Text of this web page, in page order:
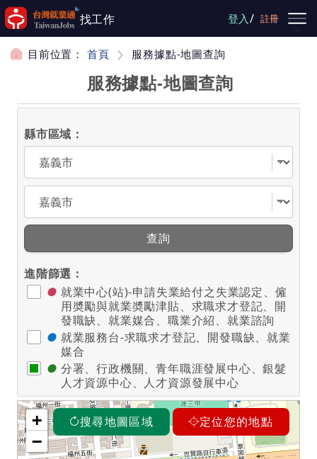
跳到主要內容
找工作 登入/ 註冊
目前位置： 首頁 服務據點-地圖查詢
服務據點-地圖查詢
縣市區域：
選擇縣市
選擇區域
查詢
進階篩選：
● 就業中心(站)-申請失業給付之失業認定、僱
用奬勵與就業奬勵津貼、求職求才登記、開
發職缺、就業媒合、職業介紹、就業諮詢
● 就業服務台-求職求才登記、開發職缺、就業
媒合
● 分署、行政機關、青年職涯發展中心、銀髮
人才資源中心、人才資源發展中心
搜尋地圖區域 定位您的地點
+
−